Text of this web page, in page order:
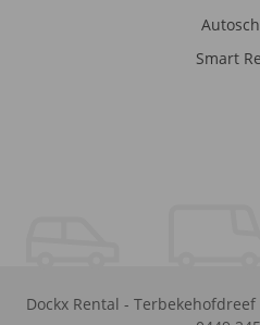
Smart
Dockx Rental - Terbekehofdreef